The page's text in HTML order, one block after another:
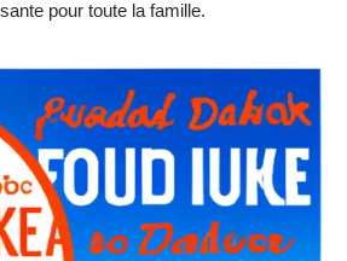
pour toute la famille.